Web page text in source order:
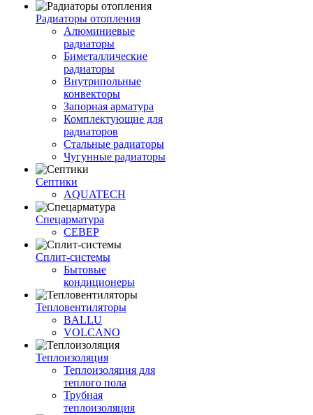
Радиаторы отопления
Алюминиевые
радиаторы
Биметаллические
радиаторы
Внутрипольные
конвекторы
Запорная арматура
Комплектующие для
радиаторов
Стальные радиаторы
Чугунные радиаторы
Септики
AQUATECH
Спецарматура
СЕВЕР
Сплит-системы
Бытовые
кондиционеры
Тепловентиляторы
BALLU
VOLCANO
Теплоизоляция
Теплоизоляция для
теплого пола
Трубная
теплоизоляция